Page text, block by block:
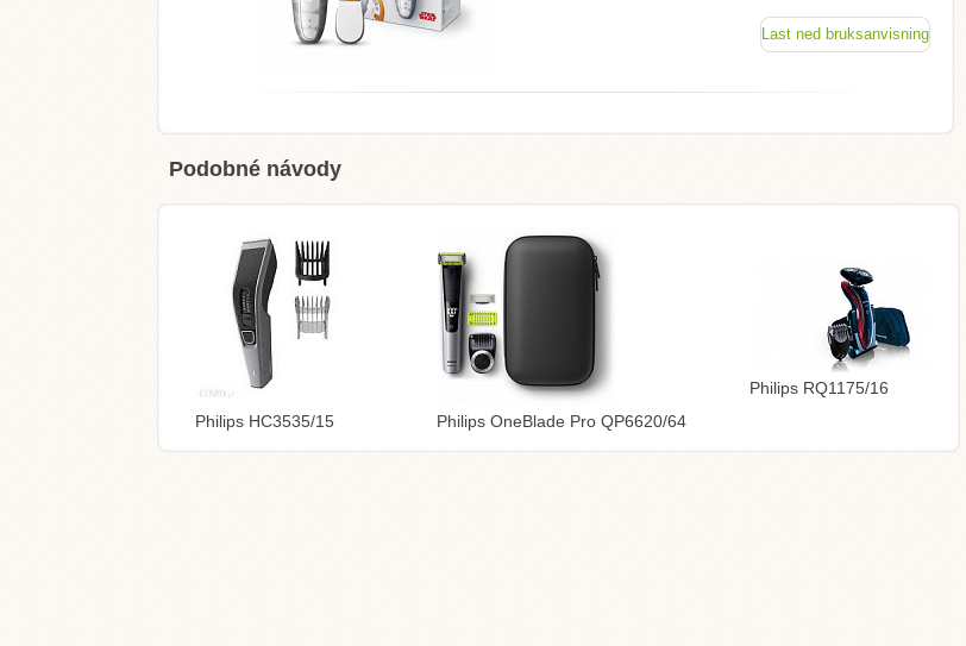
Last ned bruksanvisning
Podobné návody
Philips HC3535/15 Philips OneBlade Pro QP6620/64
Philips RQ1175/16